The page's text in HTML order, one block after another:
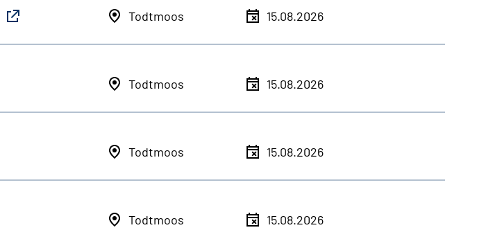
Todtmoos 15.08.2026
Todtmoos 15.08.2026
Todtmoos 15.08.2026
Todtmoos 15.08.2026